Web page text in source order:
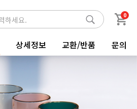
0
상세정보 교환/반품 문의